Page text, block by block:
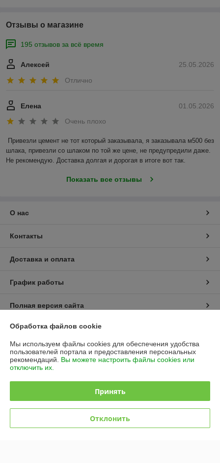
Отзывы о магазине
195 отзывов за всё время
25.05.2026
Алексей
Отлично
01.05.2026
Елена
Очень плохо
Привезли цемент не тот который заказывала, я заказывала м500 без
шлака, привезли со шлаком по той же цене, не предупредили даже.
Не рекомендую. Доставка долгая и дорогая в итоге вот так.
Показать все отзывы
О нас
Контакты
Доставка и оплата
График работы
Полная версия сайта
Политика обработки cookies
Сайт создан на платформе Deal.by
Информация для покупателя
Обработка файлов cookie
Мы используем файлы cookies для обеспечения удобства
пользователей портала и предоставления персональных
рекомендаций. Вы можете настроить файлы cookies или
отключить их.
Принять
Отклонить